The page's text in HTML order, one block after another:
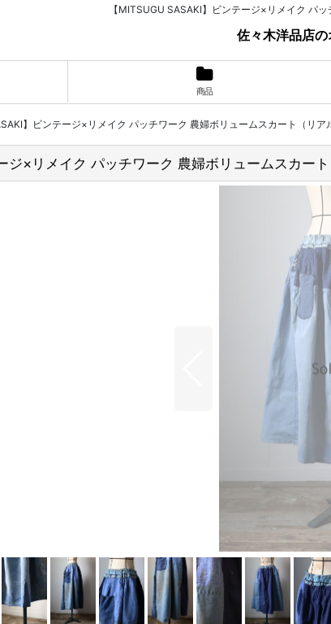
【MITSUGU SASAKI】ビンテージ×リメイク パ
佐々木洋品店
商品
】ビンテージ×リメイク パッチワーク 農婦ボリュームスカート（リア
ジ×リメイク パッチワーク 農婦ボリュームスカート